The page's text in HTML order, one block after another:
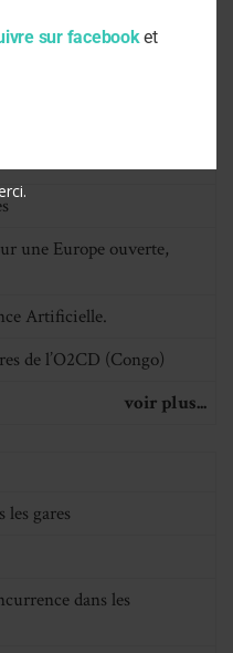
et environnement
une Europe ouverte,
Artificielle.
de l’O2CD (Congo)
voir plus...
gares
dans les
sur facebooket